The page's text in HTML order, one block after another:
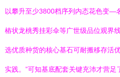
以攀升至少3800档序列内态花色变—
樁状龙桃秀挂彩伞等广世级品位观界
选优质种货的核心基石可耐搬移存活
实践。”可知基底配套关键充沛才营足